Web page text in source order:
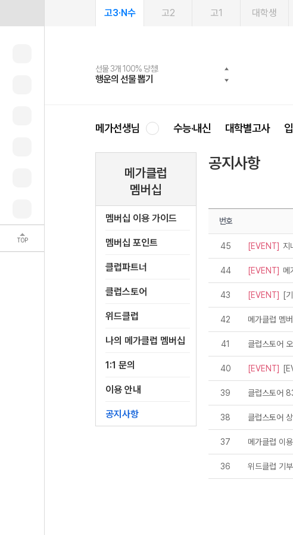
TOP
고3·N수 고2 고1 대학생
선물 3개 100% 당첨!
행운의 선물 뽑기
선물 100% 증정!
메가스터디 X 올리브
여름방학 스터디 캐시백
메가런 썸머스쿨
2027 러셀 단과
강사 공개선발
스마트러닝앱
설문 EVENT
메가패스
3일 무료 체험권
메가패스 수강생 무료혜택!
메가클럽 멤버십
사회공헌 캠페인
희망이룸 메가나눔
메가선생님 수능·내신 대학별고사
메가클럽
멤버십
멤버십 이용 가이드
멤버십 포인트
클럽파트너
클럽스토어
위드클럽
나의 메가클럽 멤버십
1:1 문의
이용 안내
공지사항
공지사항
번호
45 [EVENT] 지
44 [EVENT] 메
43 [EVENT] [
42 메가클럽 멤
41 클럽스토어
40 [EVENT]
39 클럽스토어
38 클럽스토어
37 메가클럽 이
36 위드클럽 기